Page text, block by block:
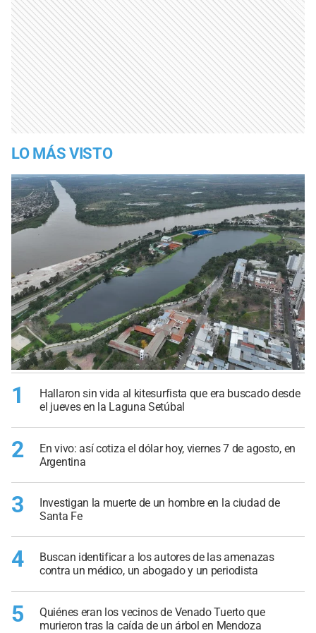
LO MÁS VISTO
1
Hallaron sin vida al kitesurfista que era buscado desde
el jueves en la Laguna Setúbal
2
En vivo: así cotiza el dólar hoy, viernes 7 de agosto, en
Argentina
3
Investigan la muerte de un hombre en la ciudad de
Santa Fe
4
Buscan identificar a los autores de las amenazas
contra un médico, un abogado y un periodista
5
Quiénes eran los vecinos de Venado Tuerto que
murieron tras la caída de un árbol en Mendoza